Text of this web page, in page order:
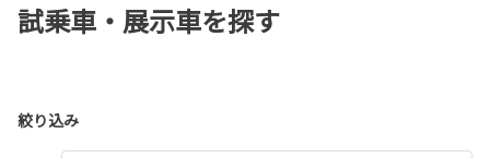
試乗車・展示車を探す
絞り込み